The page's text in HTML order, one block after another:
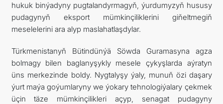
hukuk binýadyny pugtalandyrmagyň, ýurdumyzyň hususy
pudagynyň eksport mümkinçiliklerini giňeltmegiň
meselelerini ara alyp maslahatlaşdylar.
Türkmenistanyň Bütindünýä Söwda Guramasyna agza
bolmagy bilen baglanyşykly mesele çykyşlarda aýratyn
üns merkezinde boldy. Nygtalyşy ýaly, munuň özi daşary
ýurt maýa goýumlaryny we ýokary tehnologiýalary çekmek
üçin täze mümkinçilikleri açyp, senagat pudagyny